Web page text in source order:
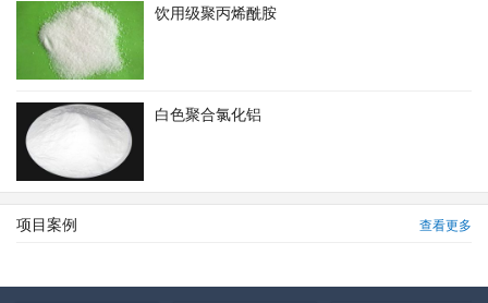
饮用级聚丙烯酰胺
白色聚合氯化铝
查看更多
项目案例